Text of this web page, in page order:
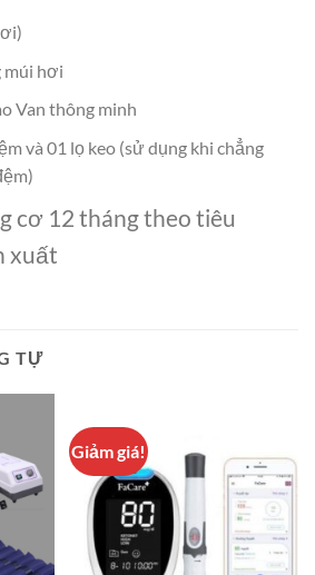
múi hơi
Van thông minh
và 01 lọ keo (sử dụng khi chẳng
cơ 12 tháng theo tiêu
xuất
TỰ
Giảm giá!